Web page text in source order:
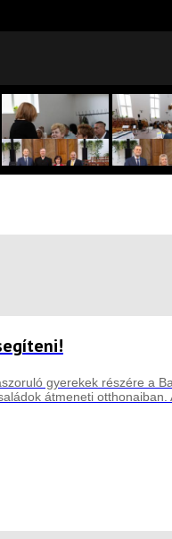
gyerekek részére a
átmeneti